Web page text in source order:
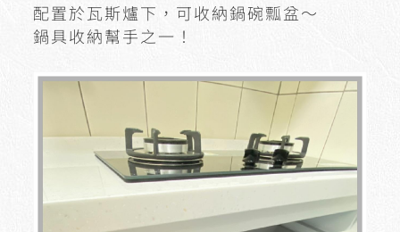
配置於瓦斯爐下，可收納鍋碗瓢盆～
鍋具收納幫手之一！